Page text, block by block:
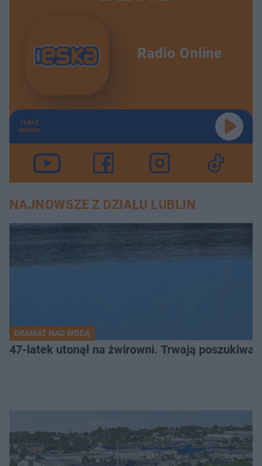
Radio Online
TERAZ
GRAMY
NAJNOWSZE Z DZIAŁU LUBLIN
DRAMAT NAD WODĄ
47-latek utonął na żwirowni. Trwają